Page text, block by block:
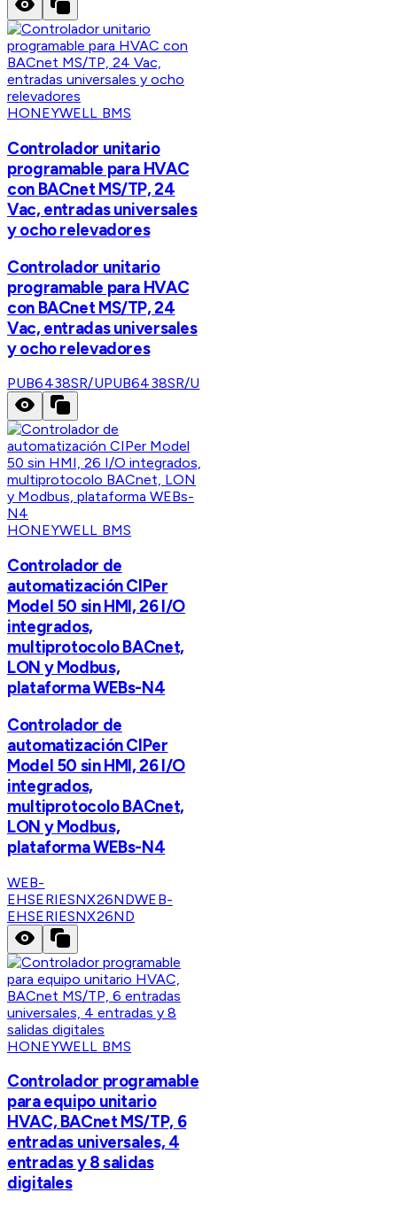
HONEYWELL BMS
Controlador unitario
programable para HVAC
con BACnet MS/TP, 24
Vac, entradas universales
y ocho relevadores
Controlador unitario
programable para HVAC
con BACnet MS/TP, 24
Vac, entradas universales
y ocho relevadores
PUB6438SR/UPUB6438SR/U
HONEYWELL BMS
Controlador de
automatización CIPer
Model 50 sin HMI, 26 I/O
integrados,
multiprotocolo BACnet,
LON y Modbus,
plataforma WEBs-N4
Controlador de
automatización CIPer
Model 50 sin HMI, 26 I/O
integrados,
multiprotocolo BACnet,
LON y Modbus,
plataforma WEBs-N4
WEB-
EHSERIESNX26NDWEB-
EHSERIESNX26ND
HONEYWELL BMS
Controlador programable
para equipo unitario
HVAC, BACnet MS/TP, 6
entradas universales, 4
entradas y 8 salidas
digitales